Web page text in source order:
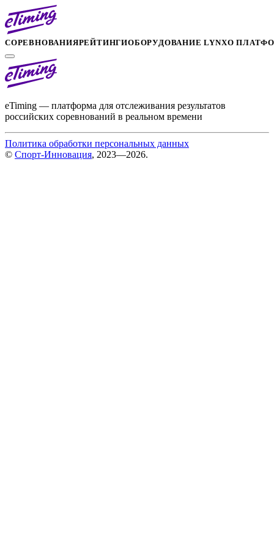
СОРЕВНОВАНИЯРЕЙТИНГИОБОРУДОВАНИЕ LYNXО
eTiming — платформа для отслеживания результатов
российских соревнований в реальном времени
Политика обработки персональных данных
© Спорт-Инновация, 2023—2026.